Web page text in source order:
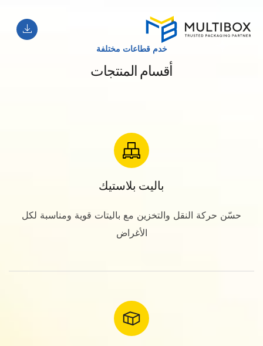
خدم قطاعات مختلفة
أقسام المنتجات
باليت بلاستيك
حسّن حركة النقل والتخزين مع باليتات قوية ومناسبة لكل
الأغراض